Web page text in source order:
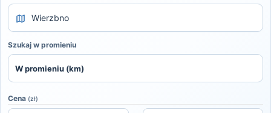
Szukaj w promieniu
Cena (zł)